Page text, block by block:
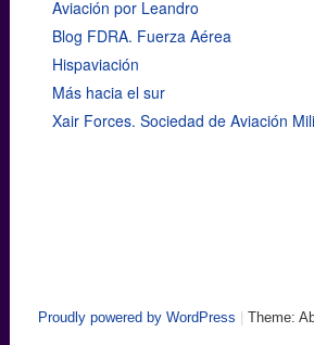
Aviación por Leandro
Blog FDRA. Fuerza Aérea
Hispaviación
Más hacia el sur
Xair Forces. Sociedad de Aviación
Proudly powered by WordPress Theme: